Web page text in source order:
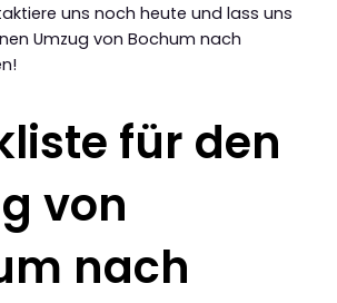
uns noch heute und lass uns
Umzug von Bochum nach
für den
von
nach